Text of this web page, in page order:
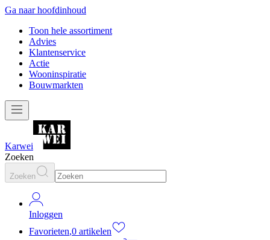
Ga naar hoofdinhoud
Toon hele assortiment
Advies
Klantenservice
Actie
Wooninspiratie
Bouwmarkten
Karwei
Zoeken
Zoeken
Inloggen
Favorieten,0 artikelen